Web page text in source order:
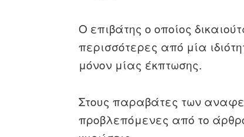
Ο επιβάτης ο οποίος
περισσότερες από μία
μόνον μίας έκπτωσης.
Στους παραβάτες των
προβλεπόμενες από το